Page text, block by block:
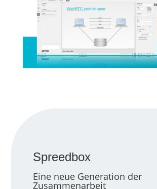
Spreedbox
Eine neue Generation der
Zusammenarbeit